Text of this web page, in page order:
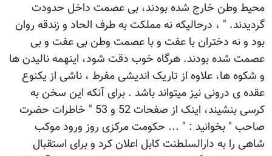
محیط وطن خارج شده بودند، بی عصمت داخل حدودت
گردیدند. " ، درحالیکه نه مملکت به طرف الحاد و زندقه روان
بود و نه دختران با عفت و با عصمت وطن بی عفت و بی
عصمت شده بودند. هرگاه خوب دقت شود، اینهمه نالیدن ها
و شکوه ها، علاوه از تاریک اندیشی مفرط ، ناشی از یکنوع
عقده ی درونی نیز میتواند باشد . برای آنکه این سخن به
کرسی بنشیند، اینک از صفحات 52 و 53 " خاطرات حضرت
صاحب " بخوانید : " ... حکومت مرکزی روز ورود موکب
شاهی را به دارالسلطنت کابل اعلان کرد و برای استقبال